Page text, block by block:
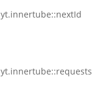
yt.innertube::nextId
yt.innertube::requests